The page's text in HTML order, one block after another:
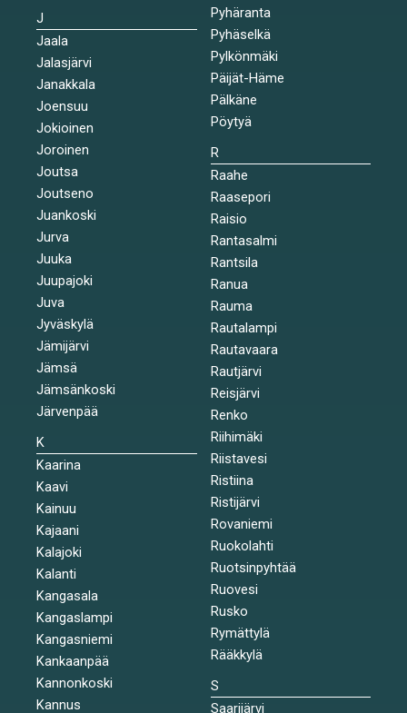
J
Jaala
Jalasjärvi
Janakkala
Joensuu
Jokioinen
Joroinen
Joutsa
Joutseno
Juankoski
Jurva
Juuka
Juupajoki
Juva
Jyväskylä
Jämijärvi
Jämsä
Jämsänkoski
Järvenpää
K
Kaarina
Kaavi
Kainuu
Kajaani
Kalajoki
Kalanti
Kangasala
Kangaslampi
Kangasniemi
Kankaanpää
Kannonkoski
Kannus
Pyhäranta
Pyhäselkä
Pylkönmäki
Päijät-Häme
Pälkäne
Pöytyä
R
Raahe
Raasepori
Raisio
Rantasalmi
Rantsila
Ranua
Rauma
Rautalampi
Rautavaara
Rautjärvi
Reisjärvi
Renko
Riihimäki
Riistavesi
Ristiina
Ristijärvi
Rovaniemi
Ruokolahti
Ruotsinpyhtää
Ruovesi
Rusko
Rymättylä
Rääkkylä
S
Saarijärvi